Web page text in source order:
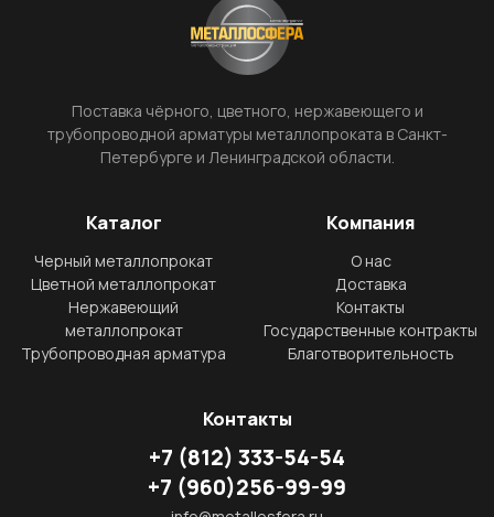
Поставка чёрного, цветного, нержавеющего и
трубопроводной арматуры металлопроката в Санкт-
Петербурге и Ленинградской области.
Каталог
Черный металлопрокат
Цветной металлопрокат
Нержавеющий
металлопрокат
Трубопроводная арматура
Компания
О нас
Доставка
Контакты
Государственные контракты
Благотворительность
Контакты
+7 (812) 333-54-54
+7 (960)256-99-99